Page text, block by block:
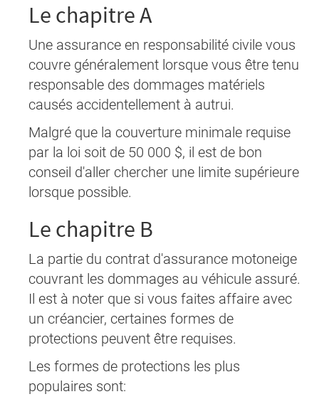
Le chapitre A
Une assurance en responsabilité civile vous
couvre généralement lorsque vous être tenu
responsable des dommages matériels
causés accidentellement à autrui.
Malgré que la couverture minimale requise
par la loi soit de 50 000 $, il est de bon
conseil d'aller chercher une limite supérieure
lorsque possible.
Le chapitre B
La partie du contrat d'assurance motoneige
couvrant les dommages au véhicule assuré.
Il est à noter que si vous faites affaire avec
un créancier, certaines formes de
protections peuvent être requises.
Les formes de protections les plus
populaires sont: